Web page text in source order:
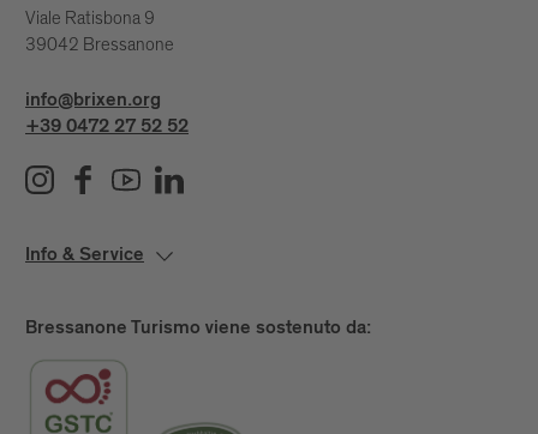
Viale Ratisbona 9
39042 Bressanone
info@brixen.org
+39 0472 27 52 52
Info & Service
Bressanone Turismo viene sostenuto da: